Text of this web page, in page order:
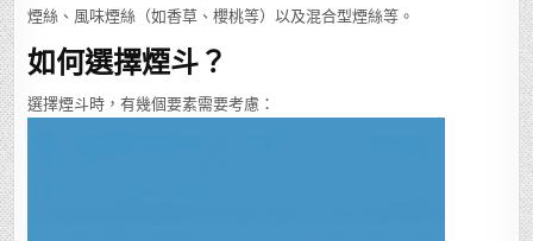
煙絲、風味煙絲（如香草、櫻桃等）以及混合型煙絲等。
如何選擇煙斗？
選擇煙斗時，有幾個要素需要考慮：